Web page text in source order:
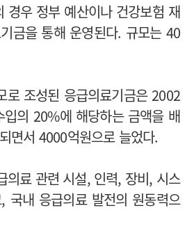
경우 정부 예산이나 건강보험 재
금을 통해 운영된다. 규모는 40
로 조성된 응급의료기금은 2002
입의 20%에 해당하는 금액을 배
면서 4000억원으로 늘었다.
의료 관련 시설, 인력, 장비, 시스
국내 응급의료 발전의 원동력으